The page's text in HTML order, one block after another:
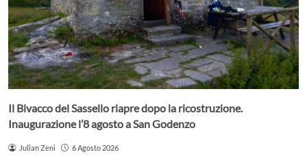
Il Bivacco del Sassello riapre dopo la ricostruzione.
Inaugurazione l’8 agosto a San Godenzo
Julian Zeni 6 Agosto 2026